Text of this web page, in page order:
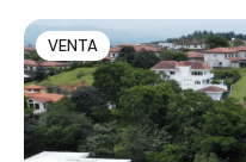
VENTA